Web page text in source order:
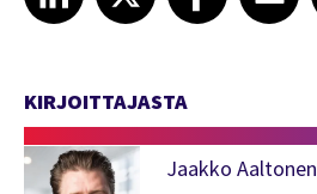
KIRJOITTAJASTA
Jaakko Aaltonen